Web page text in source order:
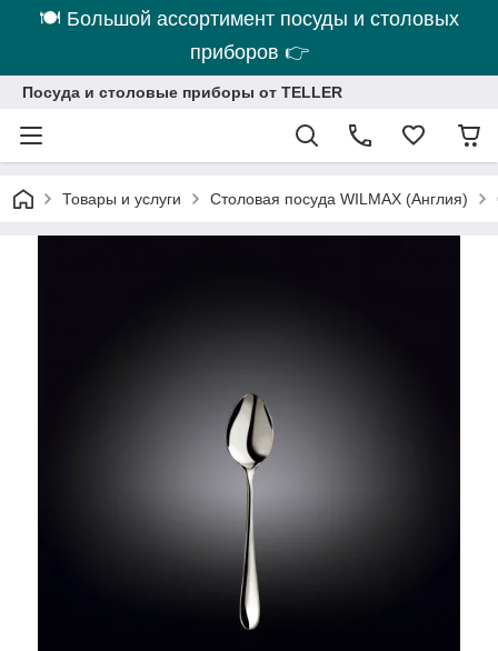
🍽 Большой ассортимент посуды и столовых
приборов 👉
Посуда и столовые приборы от TELLER
Товары и услуги Столовая посуда WILMAX (Англия)